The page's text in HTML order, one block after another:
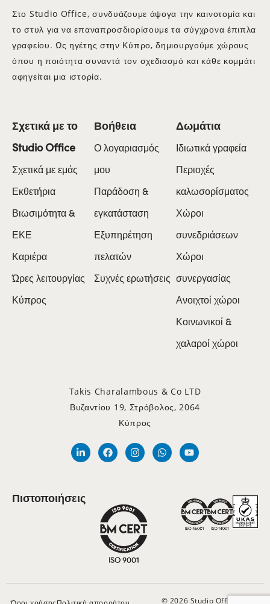
Στο Studio Office, συνδυάζουμε άψογα την καινοτομία και
το στυλ για να επαναπροσδιορίσουμε τα σύγχρονα έπιπλα
γραφείου. Ως ηγέτης στην Κύπρο, δημιουργούμε χώρους
όπου η ποιότητα συναντά τον σχεδιασμό και κάθε κομμάτι
αφηγείται μια ιστορία.
Σχετικά με το
Studio Office
Σχετικά με εμάς
Εκθετήρια
Βιωσιμότητα &
ΕΚΕ
Καριέρα
Ώρες λειτουργίας
Κύπρος
Βοήθεια
Ο λογαριασμός
μου
Παράδοση &
εγκατάσταση
Εξυπηρέτηση
πελατών
Συχνές ερωτήσεις
Δωμάτια
Ιδιωτικά γραφεία
Περιοχές
καλωσορίσματος
Χώροι
συνεδριάσεων
Χώροι
συνεργασίας
Ανοιχτοί χώροι
Κοινωνικοί &
χαλαροί χώροι
Takis Charalambous & Co LTD
Βυζαντίου 19, Στρόβολος, 2064
Κύπρος
Πιστοποιήσεις
© 2026 Studio Office